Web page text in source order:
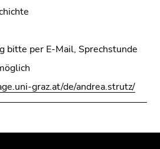
bitte per E-Mail, Sprechstunde
graz.at/de/andrea.strutz/